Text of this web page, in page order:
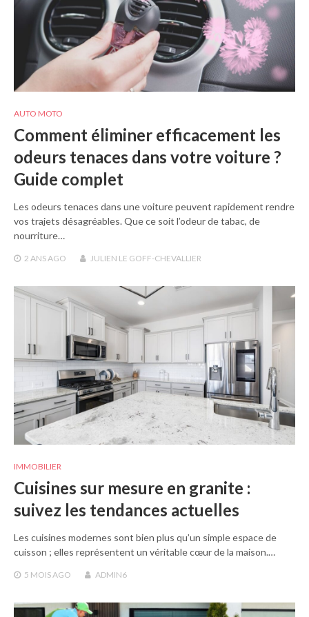
AUTO MOTO
Comment éliminer efficacement les
odeurs tenaces dans votre voiture ?
Guide complet
Les odeurs tenaces dans une voiture peuvent rapidement rendre
vos trajets désagréables. Que ce soit l’odeur de tabac, de
nourriture…
2 ANS AGO JULIEN LE GOFF-CHEVALLIER
IMMOBILIER
Cuisines sur mesure en granite :
suivez les tendances actuelles
Les cuisines modernes sont bien plus qu’un simple espace de
cuisson ; elles représentent un véritable cœur de la maison.…
5 MOIS AGO ADMIN6